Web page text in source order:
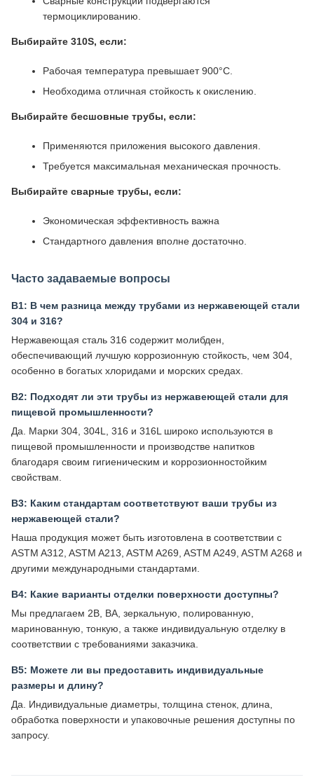
термоциклированию.
Выбирайте 310S, если:
Рабочая температура превышает 900°C.
Необходима отличная стойкость к окислению.
Выбирайте бесшовные трубы, если:
Применяются приложения высокого давления.
Требуется максимальная механическая прочность.
Выбирайте сварные трубы, если:
Экономическая эффективность важна
Стандартного давления вполне достаточно.
Часто задаваемые вопросы
В1: В чем разница между трубами из нержавеющей стали
304 и 316?
Нержавеющая сталь 316 содержит молибден,
обеспечивающий лучшую коррозионную стойкость, чем 304,
особенно в богатых хлоридами и морских средах.
В2: Подходят ли эти трубы из нержавеющей стали для
пищевой промышленности?
Да. Марки 304, 304L, 316 и 316L широко используются в
пищевой промышленности и производстве напитков
благодаря своим гигиеническим и коррозионностойким
свойствам.
В3: Каким стандартам соответствуют ваши трубы из
нержавеющей стали?
Наша продукция может быть изготовлена ​​в соответствии с
ASTM A312, ASTM A213, ASTM A269, ASTM A249, ASTM A268 и
другими международными стандартами.
В4: Какие варианты отделки поверхности доступны?
Мы предлагаем 2B, BA, зеркальную, полированную,
маринованную, тонкую, а также индивидуальную отделку в
соответствии с требованиями заказчика.
В5: Можете ли вы предоставить индивидуальные
размеры и длину?
Да. Индивидуальные диаметры, толщина стенок, длина,
обработка поверхности и упаковочные решения доступны по
запросу.